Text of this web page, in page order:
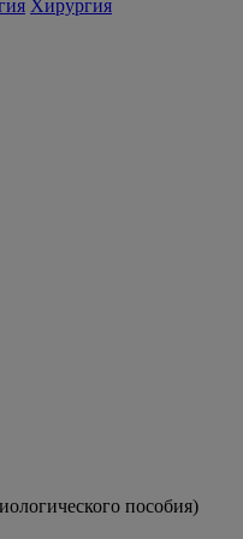
Хирургия
пособия)